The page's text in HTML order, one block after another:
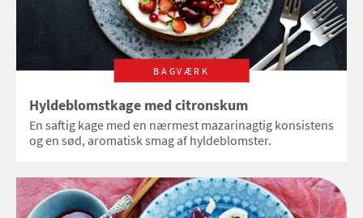
BAGVÆRK
Hyldeblomstkage med citronskum
En saftig kage med en nærmest mazarinagtig konsistens
og en sød, aromatisk smag af hyldeblomster.